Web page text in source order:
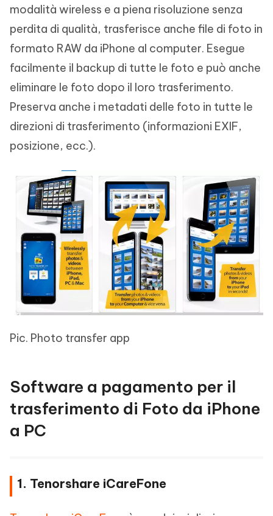
modalità wireless e a piena risoluzione senza
perdita di qualità, trasferisce anche file di foto in
formato RAW da iPhone al computer. Esegue
facilmente il backup di tutte le foto e può anche
eliminare le foto dopo il loro trasferimento.
Preserva anche i metadati delle foto in tutte le
direzioni di trasferimento (informazioni EXIF,
posizione, ecc.).
Pic. Photo transfer app
Software a pagamento per il
trasferimento di Foto da iPhone
a PC
1. Tenorshare iCareFone